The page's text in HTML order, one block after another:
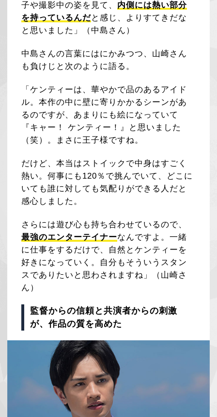
子や撮影中の姿を見て、 内側には熱い部分
を持っているんだと感じ、よりすてきだな
と思いました」（中島さん）
中島さんの言葉にはにかみつつ、山崎さん
も負けじと次のように語る。
「ケンティーは、華やかで品のあるアイド
ル。本作の中に壁に寄りかかるシーンがあ
るのですが、あまりにも絵になっていて
『キャー！ ケンティー！』と思いました
（笑）。まさに王子様ですね。
だけど、本当はストイックで中身はすごく
熱い。何事にも120％で挑んでいて、どこに
いても誰に対しても気配りができる人だと
感心しました。
さらには遊び心も持ち合わせているので、
最強のエンターテイナーなんですよ。一緒
に仕事をするだけで、自然とケンティーを
好きになっていく。自分もそういうスタン
スでありたいと思わされますね」（山崎さ
ん）
監督からの信頼と共演者からの刺激
が、作品の質を高めた